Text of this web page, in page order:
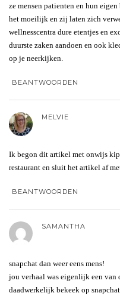
ze mensen patienten en hun
het moeilijk en zij laten zich
wellnesscentra dure etentjes en
duurste zaken aandoen en ook
op je neerkijken.
BEANTWOORDEN
MELVIE
Ik begon dit artikel met onwijs
restaurant en sluit het artikel af
BEANTWOORDEN
SAMANTHA
snapchat dan weer eens mens!
jou verhaal was eigenlijk een
daadwerkelijk bekeek op